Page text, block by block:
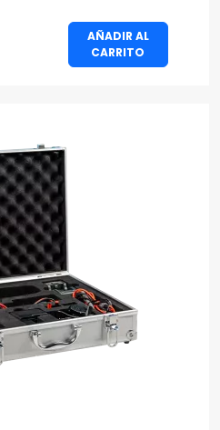
AÑADIR AL
CARRITO